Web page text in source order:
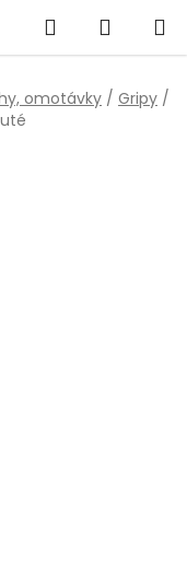
Hledat
KOŠÍK
omotávky / Gripy /